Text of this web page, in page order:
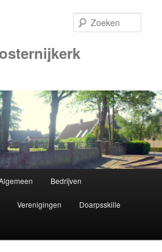
Bedrijven
Verenigingen Doarpsskille